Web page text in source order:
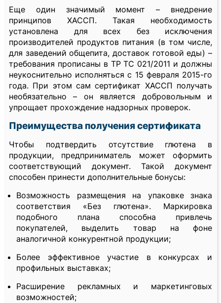
Еще один значимый момент – внедрение
принципов ХАССП. Такая необходимость
установлена для всех без исключения
производителей продуктов питания (в том числе,
для заведений общепита, доставок готовой еды) –
требования прописаны в ТР ТС 021/2011 и должны
неукоснительно исполняться с 15 февраля 2015-го
года. При этом сам сертификат ХАССП получать
необязательно – он является добровольным и
упрощает прохождение надзорных проверок.
Преимущества получения сертификата
Чтобы подтвердить отсутствие глютена в
продукции, предприниматель может оформить
соответствующий документ. Такой документ
способен принести дополнительные бонусы:
Возможность размещения на упаковке знака
соответствия «Без глютена». Маркировка
подобного плана способна привлечь
покупателей, выделить товар на фоне
аналогичной конкурентной продукции;
Более эффективное участие в конкурсах и
профильных выставках;
Расширение рекламных и маркетинговых
возможностей;